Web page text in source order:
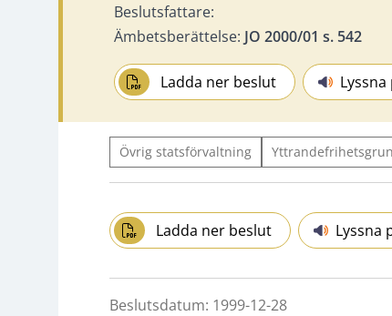
Beslutsfattare:
Ämbetsberättelse: JO 2000/01 s. 542
Ladda ner beslut
Övrig statsförvaltning
Ladda ner beslut Lyssna
Beslutsdatum: 1999-12-28